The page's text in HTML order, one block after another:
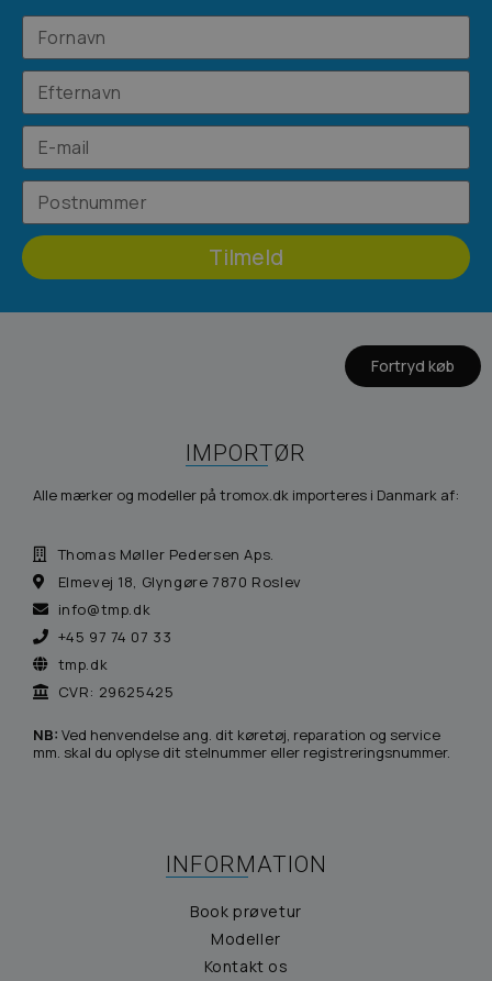
Tilmeld
Fortryd køb
IMPORTØR
Alle mærker og modeller på tromox.dk importeres i Danmark af:
Thomas Møller Pedersen Aps.
Elmevej 18, Glyngøre 7870 Roslev
info@tmp.dk
+45 97 74 07 33
tmp.dk
CVR: 29625425
NB: Ved henvendelse ang. dit køretøj, reparation og service
mm. skal du oplyse dit stelnummer eller registreringsnummer.
INFORMATION
Book prøvetur
Modeller
Kontakt os